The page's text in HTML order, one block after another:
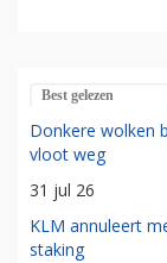
Best gelezen
Donkere wolken
vloot weg
31 jul 26
KLM annuleert
staking